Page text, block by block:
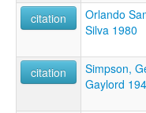
citation
Orlando
Silva 1980
citation
Simpson,
Gaylord